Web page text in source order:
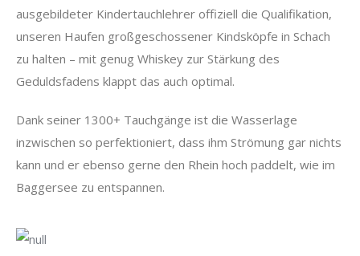
ausgebildeter Kindertauchlehrer offiziell die Qualifikation,
unseren Haufen großgeschossener Kindsköpfe in Schach
zu halten – mit genug Whiskey zur Stärkung des
Geduldsfadens klappt das auch optimal.
Dank seiner 1300+ Tauchgänge ist die Wasserlage
inzwischen so perfektioniert, dass ihm Strömung gar nichts
kann und er ebenso gerne den Rhein hoch paddelt, wie im
Baggersee zu entspannen.